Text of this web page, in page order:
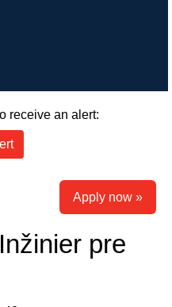
receive an alert:
Apply now »
pre